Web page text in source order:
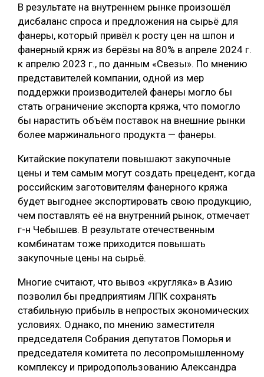
В результате на внутреннем рынке произошёл
дисбаланс спроса и предложения на сырьё для
фанеры, который привёл к росту цен на шпон и
фанерный кряж из берёзы на 80% в апреле 2024 г.
к апрелю 2023 г., по данным «Свезы». По мнению
представителей компании, одной из мер
поддержки производителей фанеры могло бы
стать ограничение экспорта кряжа, что помогло
бы нарастить объём поставок на внешние рынки
более маржинального продукта — фанеры.
Китайские покупатели повышают закупочные
цены и тем самым могут создать прецедент, когда
российским заготовителям фанерного кряжа
будет выгоднее экспортировать свою продукцию,
чем поставлять её на внутренний рынок, отмечает
г-н Чебышев. В результате отечественным
комбинатам тоже приходится повышать
закупочные цены на сырьё.
Многие считают, что вывоз «кругляка» в Азию
позволил бы предприятиям ЛПК сохранять
стабильную прибыль в непростых экономических
условиях. Однако, по мнению заместителя
председателя Собрания депутатов Поморья и
председателя комитета по лесопромышленному
комплексу и природопользованию Александра